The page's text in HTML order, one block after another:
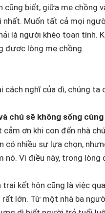
cũng biết, giữa mẹ chồng
nhất. Muốn tất cả mọi
là người khéo toan tính.
được lòng mẹ chồng.
cách nghĩ của dì, chúng ta
chú sẽ không sống
ơn khi con đến nhà
có nhiều sự lựa chọn,
nó. Vì điều này, trong lòng
trai kết hôn cũng là việc
lớn. Từ một nhà ba